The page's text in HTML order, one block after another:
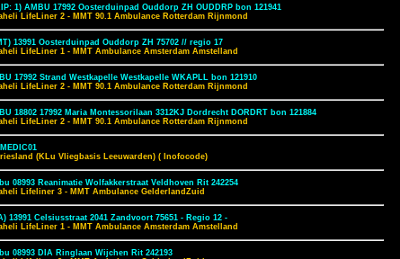
1) AMBU 17992 Oosterduinpad Ouddorp ZH OUDDRP bon 121941
LifeLiner 2 - MMT 90.1 Ambulance Rotterdam Rijnmond
13991 Oosterduinpad Ouddorp ZH 75702 // regio 17
LifeLiner 1 - MMT Ambulance Amsterdam Amstelland
17992 Strand Westkapelle Westkapelle WKAPLL bon 121910
LifeLiner 2 - MMT 90.1 Ambulance Rotterdam Rijnmond
18802 17992 Maria Montessorilaan 3312KJ Dordrecht DORDRT bon 121884
LifeLiner 2 - MMT 90.1 Ambulance Rotterdam Rijnmond
(KLu Vliegbasis Leeuwarden) ( Inofocode)
08993 Reanimatie Wolfakkerstraat Veldhoven Rit 242254
Lifeliner 3 - MMT Ambulance GelderlandZuid
13991 Celsiusstraat 2041 Zandvoort 75651 - Regio 12 -
LifeLiner 1 - MMT Ambulance Amsterdam Amstelland
08993 DIA Ringlaan Wijchen Rit 242193